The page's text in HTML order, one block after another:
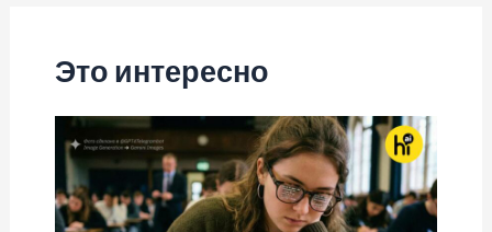
Это интересно